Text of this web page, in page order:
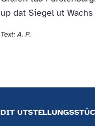
up dat Siegel ut
Text: A. P.
DIT